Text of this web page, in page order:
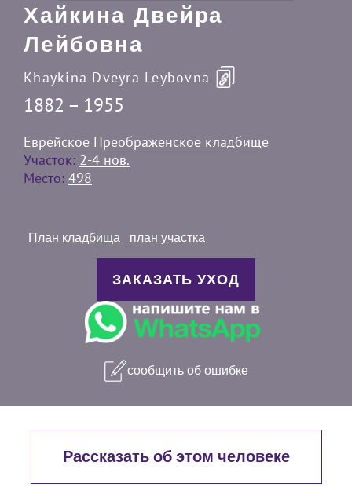
Хайкина Двейра
Лейбовна
Khaykina Dveyra Leybovna
1882 – 1955
Еврейское Преображенское кладбище
Участок: 2-4 нов.
Место: 498
План кладбища план участка
ЗАКАЗАТЬ УХОД
сообщить об ошибке
Рассказать об этом человеке